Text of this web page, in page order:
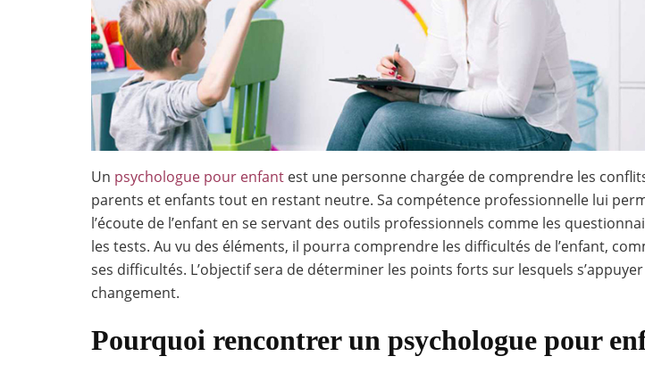
Un psychologue pour enfant est une personne chargée de comprendre les
parents et enfants tout en restant neutre. Sa compétence professionnelle lui
l’écoute de l’enfant en se servant des outils professionnels comme les
les tests. Au vu des éléments, il pourra comprendre les difficultés de l’enfant,
ses difficultés. L’objectif sera de déterminer les points forts sur lesquels
changement.
Pourquoi rencontrer un psychologue pour